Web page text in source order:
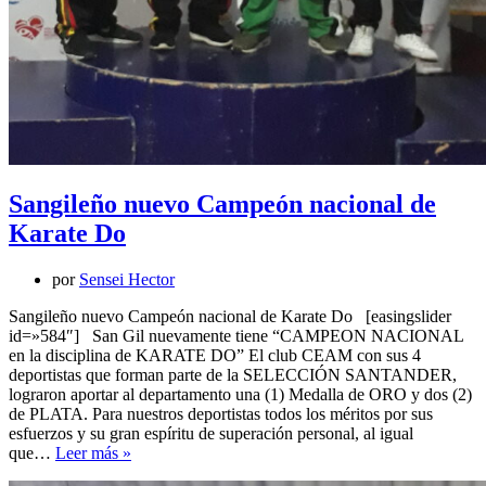
Sangileño nuevo Campeón nacional de
Karate Do
por Sensei Hector
Sangileño nuevo Campeón nacional de Karate Do [easingslider
id=»584″] San Gil nuevamente tiene “CAMPEON NACIONAL
en la disciplina de KARATE DO” El club CEAM con sus 4
deportistas que forman parte de la SELECCIÓN SANTANDER,
lograron aportar al departamento una (1) Medalla de ORO y dos (2)
de PLATA. Para nuestros deportistas todos los méritos por sus
esfuerzos y su gran espíritu de superación personal, al igual
que… Leer más »